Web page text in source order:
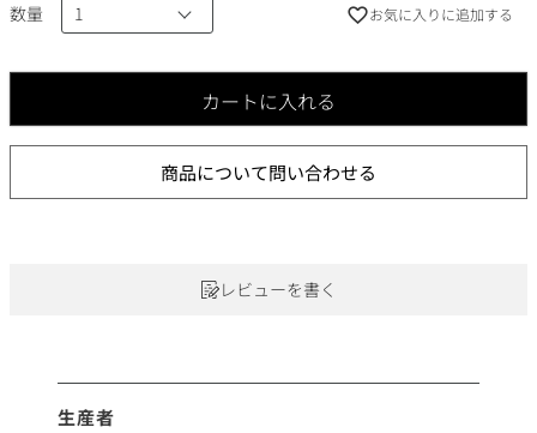
お気に入りに追加する
数量
カートに入れる
商品について問い合わせる
レビューを書く
生産者